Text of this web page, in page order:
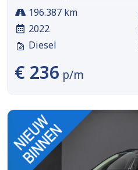
196.387 km
2022
Diesel
€ 236 p/m